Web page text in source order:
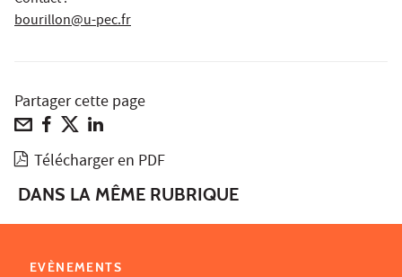
bourillon@u-pec.fr
Partager cette page
Télécharger en PDF
DANS LA MÊME RUBRIQUE
EVÈNEMENTS